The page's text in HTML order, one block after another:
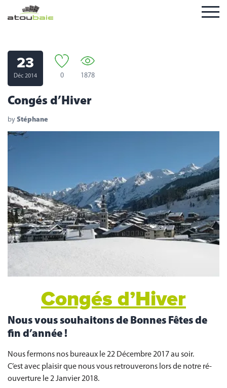
23
Déc 2014 0 1878
Congés d’Hiver
by Stéphane
Congés d’Hiver
Nous vous souhaitons de Bonnes Fêtes de
fin d’année !
Nous fermons nos bureaux le 22 Décembre 2017 au soir.
C’est avec plaisir que nous vous retrouverons lors de notre ré-
ouverture le 2 Janvier 2018.